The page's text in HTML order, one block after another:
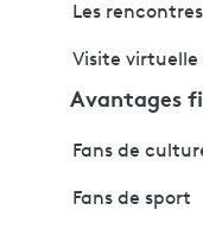
Les rencontres
Visite virtuelle
Avantages
Fans de
Fans de sport